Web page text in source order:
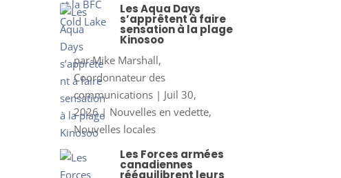
Les Aqua Days
s’apprêtent à faire
sensation à la plage
Kinosoo
parMike Marshall,
Coordonnateur des
communications| Juil 30,
2026| Nouvelles en vedette,
Nouvelles locales
Les Forces armées
canadiennes
rééquilibrent leurs